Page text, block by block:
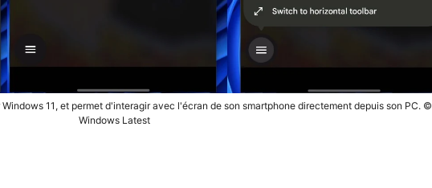
11, et permet d'interagir avec l'écran de son smartphone directement depuis son PC. ©
Windows Latest